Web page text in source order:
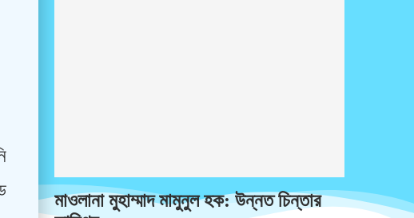
মাওলানা মুহাম্মাদ মামুনুল হক: উন্নত চিন্তার